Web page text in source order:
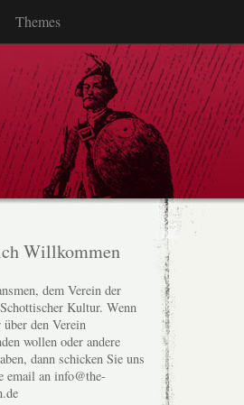
Themes
Willkommen
dem Verein der
Kultur. Wenn
über den Verein
wollen oder andere
dann schicken Sie uns
email an info@the-